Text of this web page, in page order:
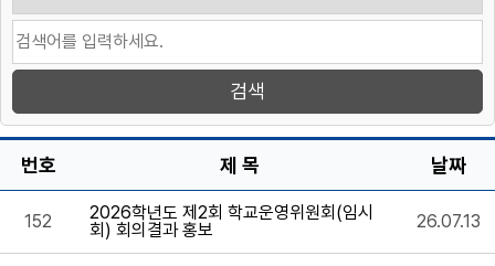
번호 제 목 날짜
152
2026학년도 제2회 학교운영위원회(임시
회) 회의결과 홍보
26.07.13